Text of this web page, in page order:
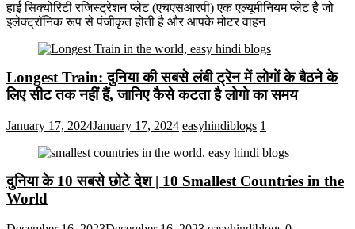
हाई सिक्योरिटी रजिस्ट्रेशन प्लेट (एचएसआरपी) एक एल्यूमीनियम प्लेट है जो
इलेक्ट्रॉनिक रूप से पंजीकृत होती है और आपके मोटर वाहन
Longest Train: दुनिया की सबसे लंबी ट्रेन में लोगों के बैठने के
लिए सीट तक ​​नहीं हैं, जानिए कैसे कटता है लोगो का समय
January 17, 2024January 17, 2024 easyhindiblogs 1
दुनिया के 10 सबसे छोटे देश | 10 Smallest Countries in the
World